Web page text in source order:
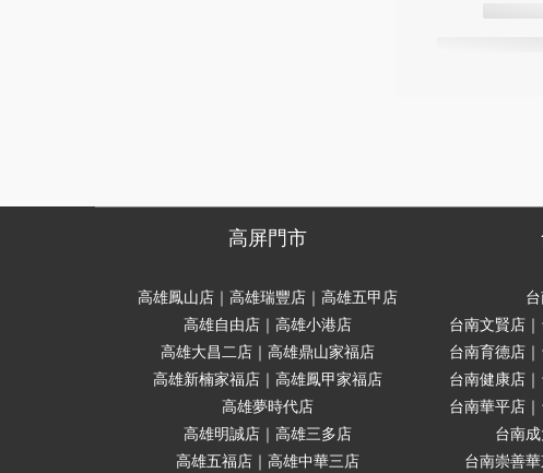
高屏門市
高雄鳳山店｜高雄瑞豐店｜高雄五甲店
高雄自由店｜高雄小港店
高雄大昌二店｜高雄鼎山家福店
高雄新楠家福店｜高雄鳳甲家福店
高雄夢時代店
高雄明誠店｜高雄三多店
高雄五福店｜高雄中華三店
台南文賢店
台南育德店
台南健康店
台南華平店
台南
台南崇善